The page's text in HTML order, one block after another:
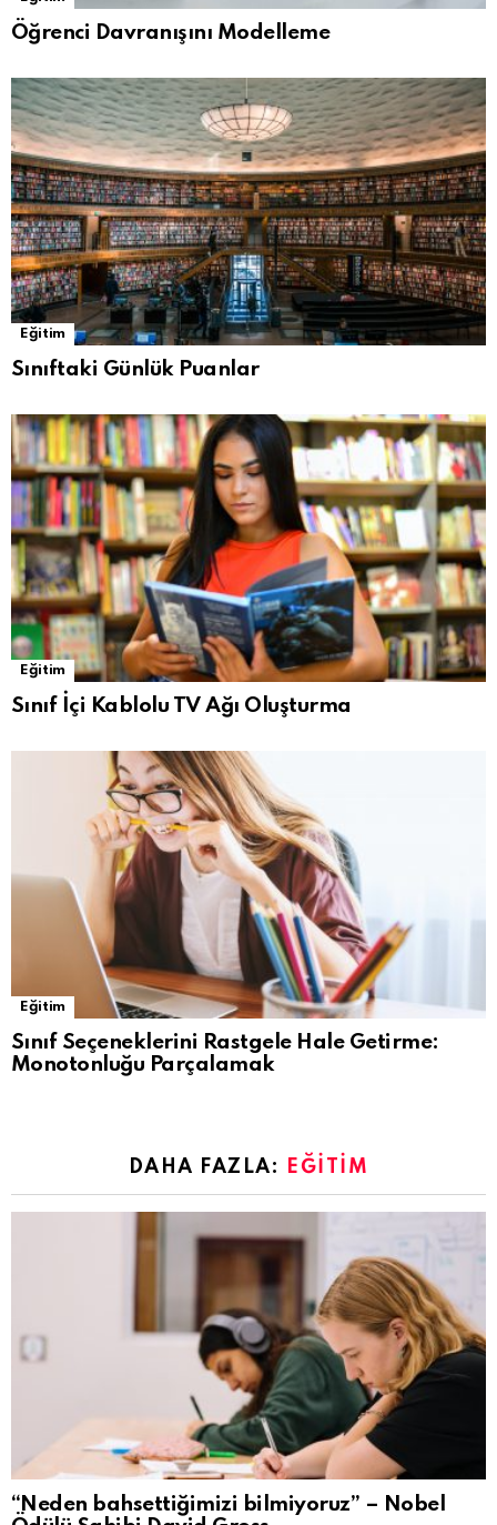
Öğrenci Davranışını Modelleme
Eğitim
Sınıftaki Günlük Puanlar
Eğitim
Sınıf İçi Kablolu TV Ağı Oluşturma
Eğitim
Sınıf Seçeneklerini Rastgele Hale Getirme:
Monotonluğu Parçalamak
DAHA FAZLA: EĞITIM
“Neden bahsettiğimizi bilmiyoruz” – Nobel